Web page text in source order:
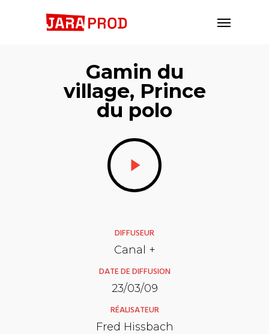
Gamin du
village, Prince
du polo
DIFFUSEUR
Canal +
DATE DE DIFFUSION
23/03/09
RÉALISATEUR
Fred Hissbach